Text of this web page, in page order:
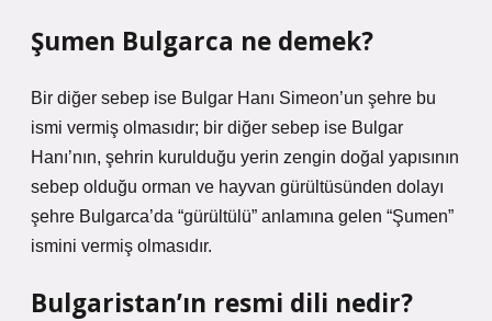
Şumen Bulgarca ne demek?
Bir diğer sebep ise Bulgar Hanı Simeon’un şehre bu
ismi vermiş olmasıdır; bir diğer sebep ise Bulgar
Hanı’nın, şehrin kurulduğu yerin zengin doğal yapısının
sebep olduğu orman ve hayvan gürültüsünden dolayı
şehre Bulgarca’da “gürültülü” anlamına gelen “Şumen”
ismini vermiş olmasıdır.
Bulgaristan’ın resmi dili nedir?